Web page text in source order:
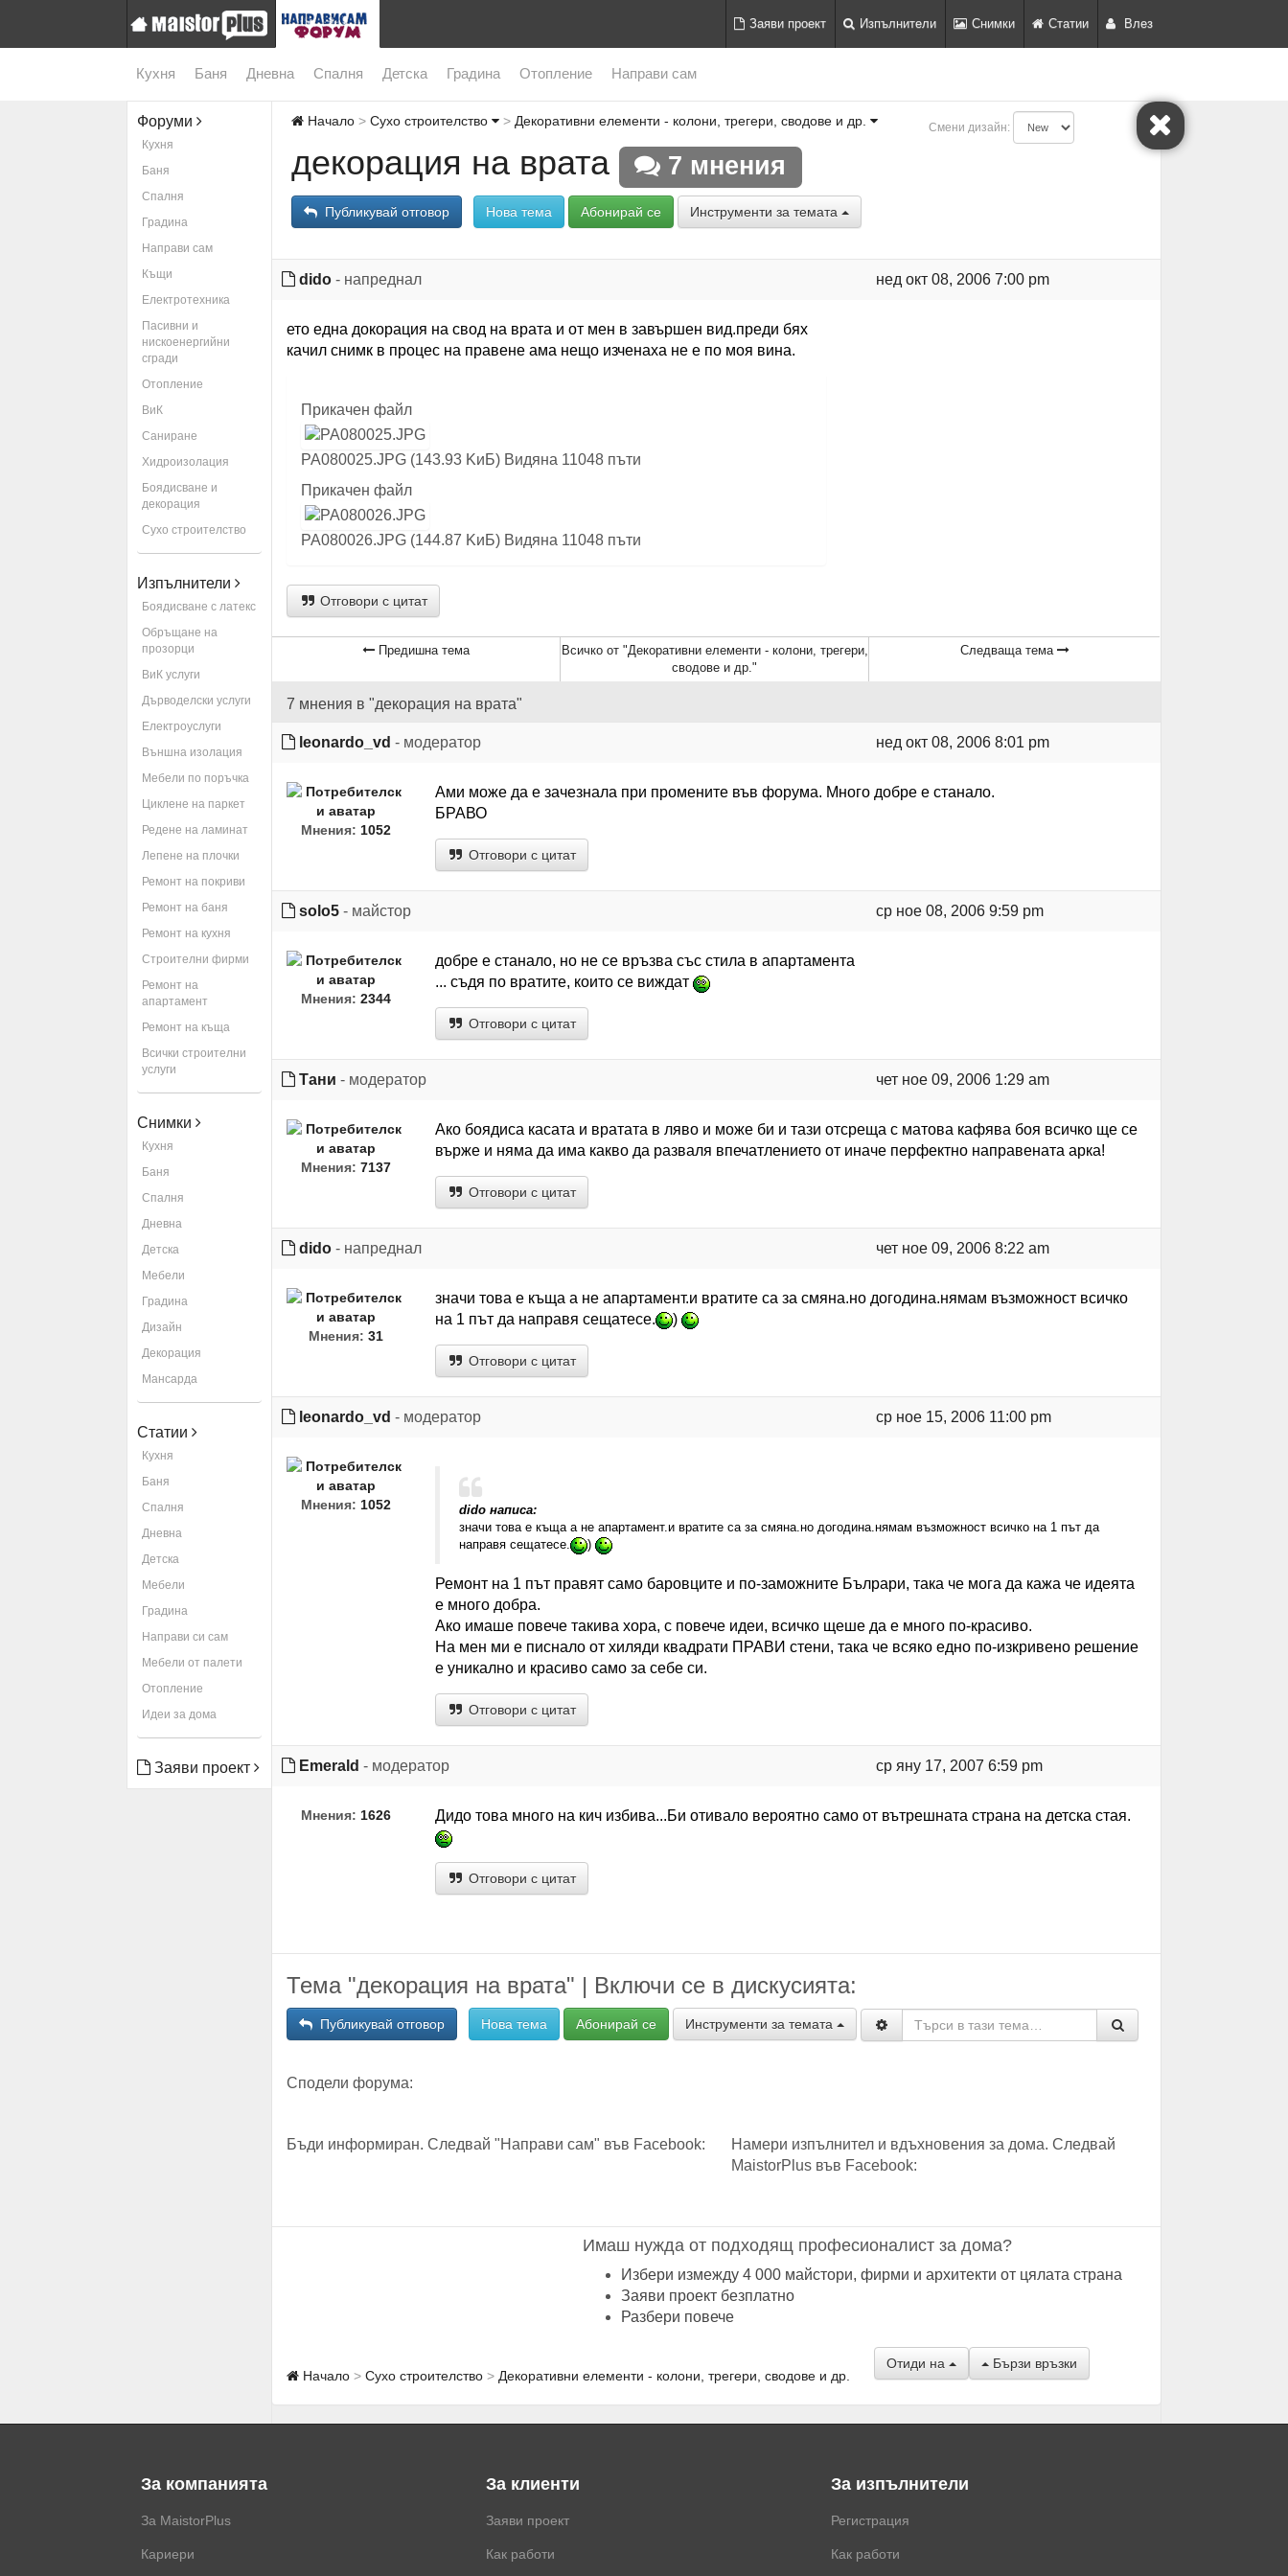
Заяви проект Изпълнители Снимки Статии Влез
Кухня Баня Дневна Спалня Детска Градина Отопление Направи сам
Форуми
Кухня
Баня
Спалня
Градина
Направи сам
Къщи
Електротехника
Пасивни и
нискоенергийни
сгради
Отопление
ВиК
Саниране
Хидроизолация
Боядисване и
декорация
Сухо строителство
Изпълнители
Боядисване с латекс
Обръщане на
прозорци
ВиК услуги
Дърводелски услуги
Електроуслуги
Външна изолация
Мебели по поръчка
Циклене на паркет
Редене на ламинат
Лепене на плочки
Ремонт на покриви
Ремонт на баня
Ремонт на кухня
Строителни фирми
Ремонт на
апартамент
Ремонт на къща
Всички строителни
услуги
Снимки
Кухня
Баня
Спалня
Дневна
Детска
Мебели
Градина
Дизайн
Декорация
Мансарда
Статии
Кухня
Баня
Спалня
Дневна
Детска
Мебели
Градина
Направи си сам
Мебели от палети
Отопление
Идеи за дома
Заяви проект
Начало Сухо строителство Декоративни елементи - колони, трегери, сводове и др. Смени дизайн:
декорация на врата 7 мнения
Публикувай отговор Нова тема Абонирай се Инструменти за темата
dido - напреднал нед окт 08, 2006 7:00 pm
ето една докорация на свод на врата и от мен в завършен вид.преди бях
качил снимк в процес на правене ама нещо изченаха не е по моя вина.
Прикачен файл
PA080025.JPG (143.93 KиБ) Видяна 11048 пъти
Прикачен файл
PA080026.JPG (144.87 KиБ) Видяна 11048 пъти
Отговори с цитат
Предишна тема
Всичко от "Декоративни елементи - колони, трегери,
сводове и др."
Следваща тема
7 мнения в "декорация на врата"
leonardo_vd - модератор нед окт 08, 2006 8:01 pm
Мнения: 1052
Ами може да е зачезнала при промените във форума. Много добре е станало.
БРАВО
Отговори с цитат
solo5 - майстор ср ное 08, 2006 9:59 pm
Мнения: 2344
добре е станало, но не се връзва със стила в апартамента
... съдя по вратите, които се виждат
Отговори с цитат
Тани - модератор чет ное 09, 2006 1:29 am
Мнения: 7137
Ако боядиса касата и вратата в ляво и може би и тази отсреща с матова кафява боя всичко ще се
върже и няма да има какво да разваля впечатлението от иначе перфектно направената арка!
Отговори с цитат
dido - напреднал чет ное 09, 2006 8:22 am
Мнения: 31
значи това е къща а не апартамент.и вратите са за смяна.но догодина.нямам възможност всичко
на 1 път да направя сещатесе.
)
Отговори с цитат
leonardo_vd - модератор ср ное 15, 2006 11:00 pm
Мнения: 1052
dido написа:
значи това е къща а не апартамент.и вратите са за смяна.но догодина.нямам възможност всичко на 1 път да
направя сещатесе.
)
Ремонт на 1 път правят само баровците и по-заможните Бълрари, така че мога да кажа че идеята
е много добра.
Ако имаше повече такива хора, с повече идеи, всичко щеше да е много по-красиво.
На мен ми е писнало от хиляди квадрати ПРАВИ стени, така че всяко едно по-изкривено решение
е уникално и красиво само за себе си.
Отговори с цитат
Emerald - модератор ср яну 17, 2007 6:59 pm
Мнения: 1626 Дидо това много на кич избива...Би отивало вероятно само от вътрешната страна на детска стая.
Отговори с цитат
Тема "декорация на врата" | Включи се в дискусията:
Публикувай отговор Нова тема Абонирай се Инструменти за темата
Сподели форума:
Бъди информиран. Следвай "Направи сам" във Facebook:
Намери изпълнител и вдъхновения за дома. Следвай
MaistorPlus във Facebook:
Имаш нужда от подходящ професионалист за дома?
Избери измежду 4 000 майстори, фирми и архитекти от цялата страна
Заяви проект безплатно
Разбери повече
Начало Сухо строителство Декоративни елементи - колони, трегери, сводове и др.
Отиди на Бързи връзки
За компанията
За MaistorPlus
Кариери
За клиенти
Заяви проект
Как работи
За изпълнители
Регистрация
Как работи